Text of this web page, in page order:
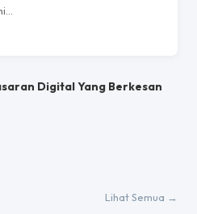
Digital Yang Berkesan
Lihat Semua →